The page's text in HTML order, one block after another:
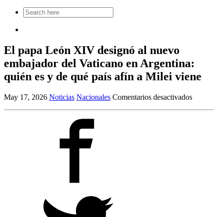
Search
for:
El papa León XIV designó al nuevo
embajador del Vaticano en Argentina:
quién es y de qué país afín a Milei viene
May 17, 2026 Noticias Nacionales Comentarios desactivadosen